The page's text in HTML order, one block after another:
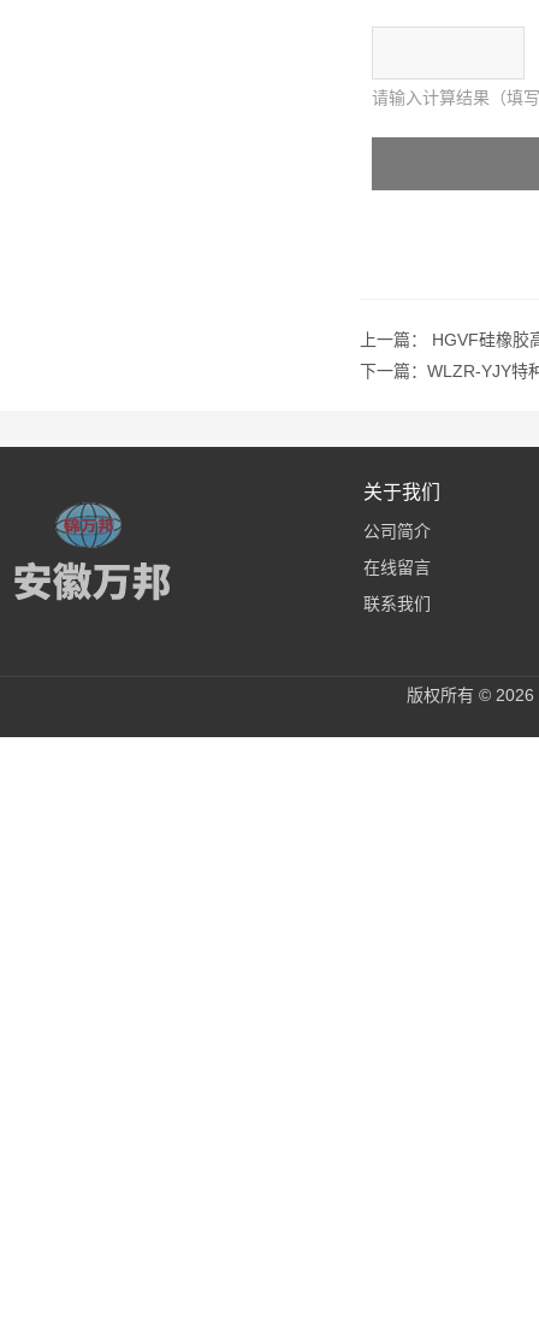
请输入计算结果（填
上一篇： HGVF硅橡胶
下一篇： WLZR-YJY特
关于我们
公司简介
在线留言
联系我们
版权所有 ©